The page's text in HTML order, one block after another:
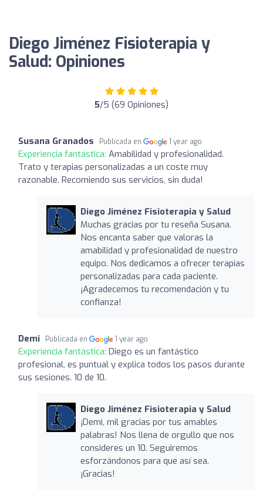
Diego Jiménez Fisioterapia y
Salud: Opiniones
5/5 (69 Opiniones)
Susana Granados Publicada en 1 year ago
Experiencia fantástica: Amabilidad y profesionalidad.
Trato y terapias personalizadas a un coste muy
razonable. Recomiendo sus servicios, sin duda!
Diego Jiménez Fisioterapia y Salud
Muchas gracias por tu reseña Susana.
Nos encanta saber que valoras la
amabilidad y profesionalidad de nuestro
equipo. Nos dedicamos a ofrecer terapias
personalizadas para cada paciente.
¡Agradecemos tu recomendación y tu
confianza!
Demi Publicada en 1 year ago
Experiencia fantástica: Diego es un fantástico
profesional, es puntual y explica todos los pasos durante
sus sesiones. 10 de 10.
Diego Jiménez Fisioterapia y Salud
¡Demi, mil gracias por tus amables
palabras! Nos llena de orgullo que nos
consideres un 10. Seguiremos
esforzándonos para que así sea.
¡Gracias!